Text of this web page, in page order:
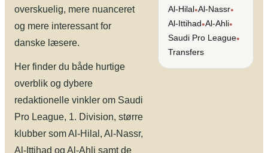
overskuelig, mere nuanceret
og mere interessant for
danske læsere.
Her finder du både hurtige
overblik og dybere
redaktionelle vinkler om Saudi
Pro League, 1. Division, større
klubber som Al-Hilal, Al-Nassr,
Al-Ittihad og Al-Ahli samt de
Al-Hilal•Al-Nassr•
Al-Ittihad•Al-Ahli•
Saudi Pro League•
Transfers